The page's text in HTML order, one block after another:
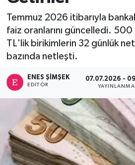
Temmuz 2026 itibarıyla
faiz oranlarını güncelledi.
TL'lik birikimlerin 32 günlük net
bazında netleşti.
ENES ŞIMŞEK
EDITÖR
07.07.2026 -
YAYINLANMA